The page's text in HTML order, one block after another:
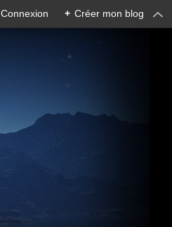
Connexion + Créer mon blog